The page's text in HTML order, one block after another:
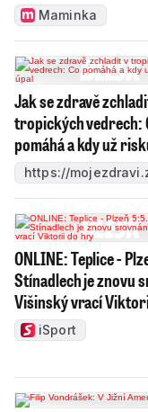
Maminka
Jak se zdravě
tropických vedrech:
pomáhá a kdy už
https://
ONLINE: Teplice -
Stínadlech je znovu
Višinský vrací
iSport